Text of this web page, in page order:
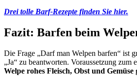
Drei tolle Barf-Rezepte finden Sie hier.
Fazit: Barfen beim
Die Frage „Darf man Welpen barfen“ ist
„Ja“ zu beantworten. Voraussetzung zum
Welpe rohes Fleisch, Obst und